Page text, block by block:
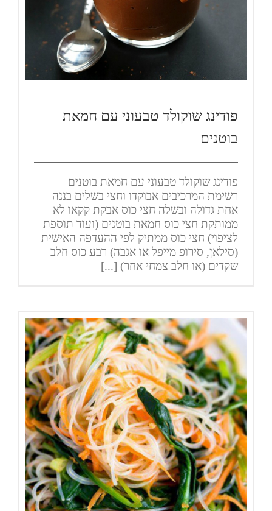
פודינג שוקולד טבעוני עם חמאת
בוטנים
פודינג שוקולד טבעוני עם חמאת בוטנים
רשימת המרכיבים אבוקדו וחצי בשלים בננה
אחת גדולה ובשלה חצי כוס אבקת קקאו לא
ממותקת חצי כוס חמאת בוטנים (ועוד תוספת
לציפוי) חצי כוס ממתיק לפי ההעדפה האישית
(סילאן, סירופ מייפל או אגבה) רבע כוס חלב
שקדים (או חלב צמחי אחר) [...]